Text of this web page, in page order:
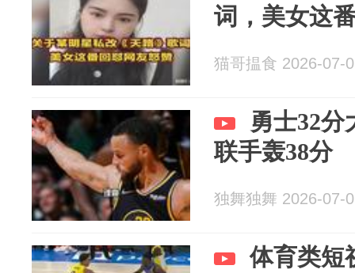
词，美女这
猫哥揾食 2026-07-
勇士32分
联手轰38分
独舞独舞 2026-07-
体育类短